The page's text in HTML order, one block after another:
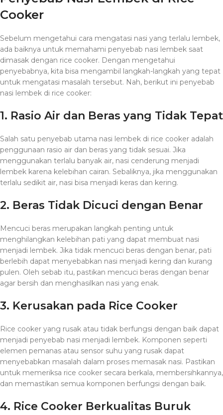
Cooker
Sebelum mengetahui cara mengatasi nasi yang terlalu lembek,
ada baiknya untuk memahami penyebab nasi lembek saat
dimasak dengan rice cooker. Dengan mengetahui
penyebabnya, kita bisa mengambil langkah-langkah yang tepat
untuk mengatasi masalah tersebut. Nah, berikut ini penyebab
nasi lembek di rice cooker:
1. Rasio Air dan Beras yang Tidak Tepat
Salah satu penyebab utama nasi lembek di rice cooker adalah
penggunaan rasio air dan beras yang tidak sesuai. Jika
menggunakan terlalu banyak air, nasi cenderung menjadi
lembek karena kelebihan cairan. Sebaliknya, jika menggunakan
terlalu sedikit air, nasi bisa menjadi keras dan kering.
2. Beras Tidak Dicuci dengan Benar
Mencuci beras merupakan langkah penting untuk
menghilangkan kelebihan pati yang dapat membuat nasi
menjadi lembek. Jika tidak mencuci beras dengan benar, pati
berlebih dapat menyebabkan nasi menjadi kering dan kurang
pulen. Oleh sebab itu, pastikan mencuci beras dengan benar
agar bersih dan menghasilkan nasi yang enak.
3. Kerusakan pada Rice Cooker
Rice cooker yang rusak atau tidak berfungsi dengan baik dapat
menjadi penyebab nasi menjadi lembek. Komponen seperti
elemen pemanas atau sensor suhu yang rusak dapat
menyebabkan masalah dalam proses memasak nasi. Pastikan
untuk memeriksa rice cooker secara berkala, membersihkannya,
dan memastikan semua komponen berfungsi dengan baik.
4. Rice Cooker Berkualitas Buruk